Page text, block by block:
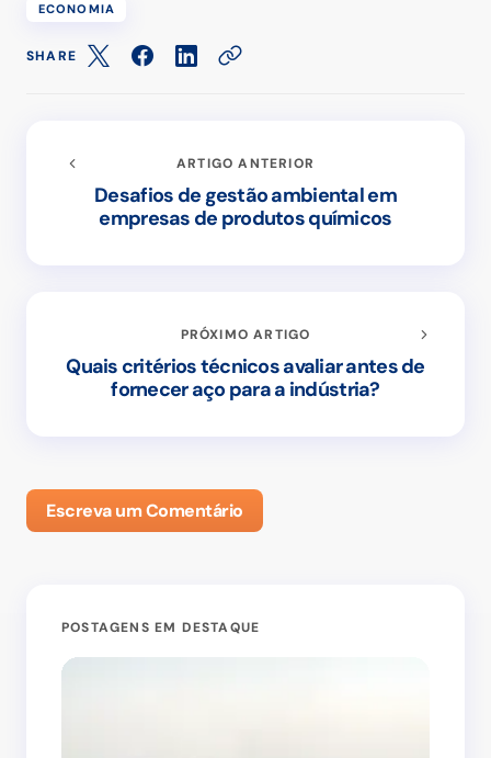
ECONOMIA
SHARE
ARTIGO ANTERIOR
Desafios de gestão ambiental em
empresas de produtos químicos
PRÓXIMO ARTIGO
Quais critérios técnicos avaliar antes de
fornecer aço para a indústria?
Escreva um Comentário
POSTAGENS EM DESTAQUE